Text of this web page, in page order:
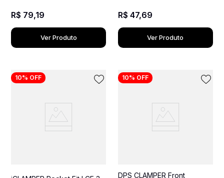
R$ 79,19
Ver Produto
R$ 47,69
Ver Produto
10% OFF 10% OFF
DPS CLAMPER Front